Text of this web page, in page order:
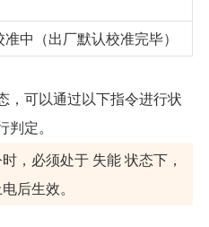
准中（出厂默认校准完毕）
，可以通过以下指令进行状
判定。
，必须处于 失能 状态下，
后生效。